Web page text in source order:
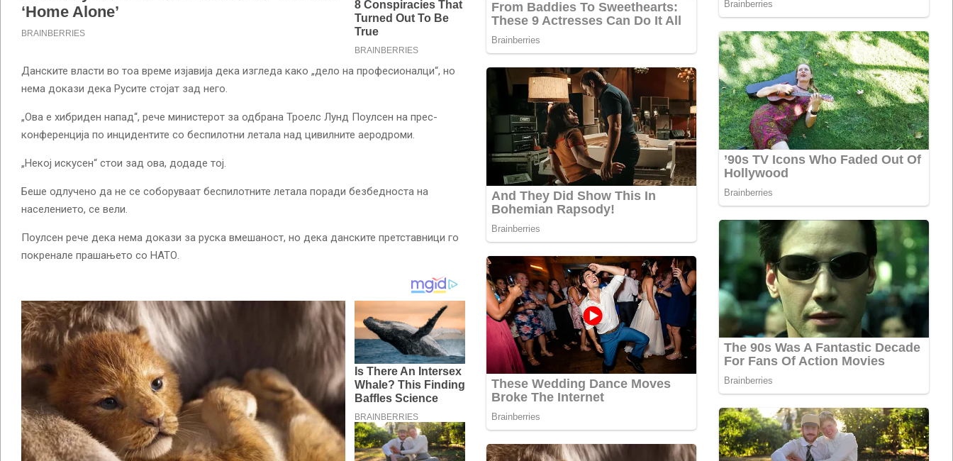
Данските власти во тоа време изјавија дека изгледа како „дело на професионалци“, но
нема докази дека Русите стојат зад него.
„Ова е хибриден напад“, рече министерот за одбрана Троелс Лунд Поулсен на прес-
конференција по инцидентите со беспилотни летала над цивилните аеродроми.
„Некој искусен“ стои зад ова, додаде тој.
Беше одлучено да не се соборуваат беспилотните летала поради безбедноста на
населението, се вели.
Поулсен рече дека нема докази за руска вмешаност, но дека данските претставници го
покренале прашањето со НАТО.